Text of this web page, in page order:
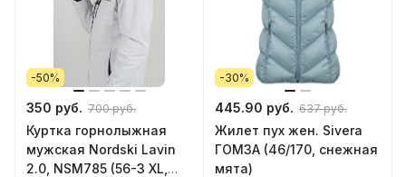
-50%
350 руб. 700 руб.
Куртка горнолыжная
мужская Nordski Lavin
2.0, NSM785 (56-3 XL,
-30%
445.90 руб. 637 руб.
Жилет пух жен. Sivera
ГОМЗА (46/170, снежная
мята)